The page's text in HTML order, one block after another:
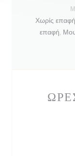
Χωρίς
επαφή,